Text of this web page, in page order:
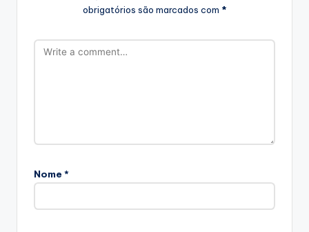
obrigatórios são marcados com *
Nome *